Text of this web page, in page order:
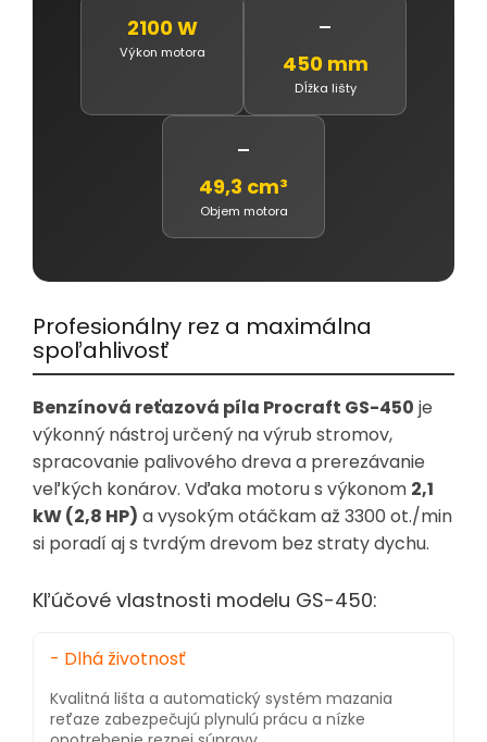
2100 W
Výkon motora
-
450 mm
Dĺžka lišty
-
49,3 cm³
Objem motora
Profesionálny rez a maximálna
spoľahlivosť
Benzínová reťazová píla Procraft GS-450 je
výkonný nástroj určený na výrub stromov,
spracovanie palivového dreva a prerezávanie
veľkých konárov. Vďaka motoru s výkonom 2,1
kW (2,8 HP) a vysokým otáčkam až 3300 ot./min
si poradí aj s tvrdým drevom bez straty dychu.
Kľúčové vlastnosti modelu GS-450:
- Dlhá životnosť
Kvalitná lišta a automatický systém mazania
reťaze zabezpečujú plynulú prácu a nízke